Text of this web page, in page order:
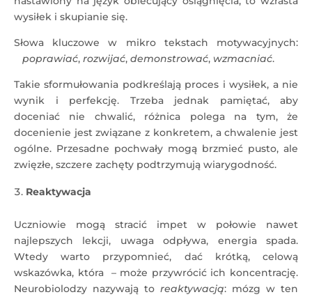
wysiłek i skupianie się.
Słowa kluczowe w mikro tekstach motywacyjnych:
poprawiać, rozwijać, demonstrować, wzmacniać.
Takie sformułowania podkreślają proces i wysiłek, a nie
wynik i perfekcję. Trzeba jednak pamiętać, aby
doceniać nie chwalić, różnica polega na tym, że
docenienie jest związane z konkretem, a chwalenie jest
ogólne. Przesadne pochwały mogą brzmieć pusto, ale
zwięzłe, szczere zachęty podtrzymują wiarygodność.
Reaktywacja
Uczniowie mogą stracić impet w połowie nawet
najlepszych lekcji, uwaga odpływa, energia spada.
Wtedy warto przypomnieć, dać krótką, celową
wskazówka, która – może przywrócić ich koncentrację.
Neurobiolodzy nazywają to reaktywacją: mózg w ten